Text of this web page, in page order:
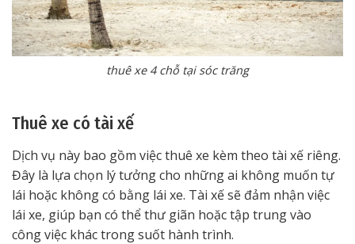
thuê xe 4 chỗ tại sóc trăng
Thuê xe có tài xế
Dịch vụ này bao gồm việc thuê xe kèm theo tài xế riêng.
Đây là lựa chọn lý tưởng cho những ai không muốn tự
lái hoặc không có bằng lái xe. Tài xế sẽ đảm nhận việc
lái xe, giúp bạn có thể thư giãn hoặc tập trung vào
công việc khác trong suốt hành trình.